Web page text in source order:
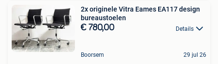
2x originele Vitra Eames EA117 design
bureaustoelen
€ 780,00 Details
Boorsem 29 jul 26